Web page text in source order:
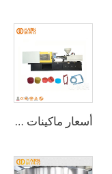
أسعار ماكينات صب القوالب البلاستيكية لزجاجات الحيوانات الأليفة